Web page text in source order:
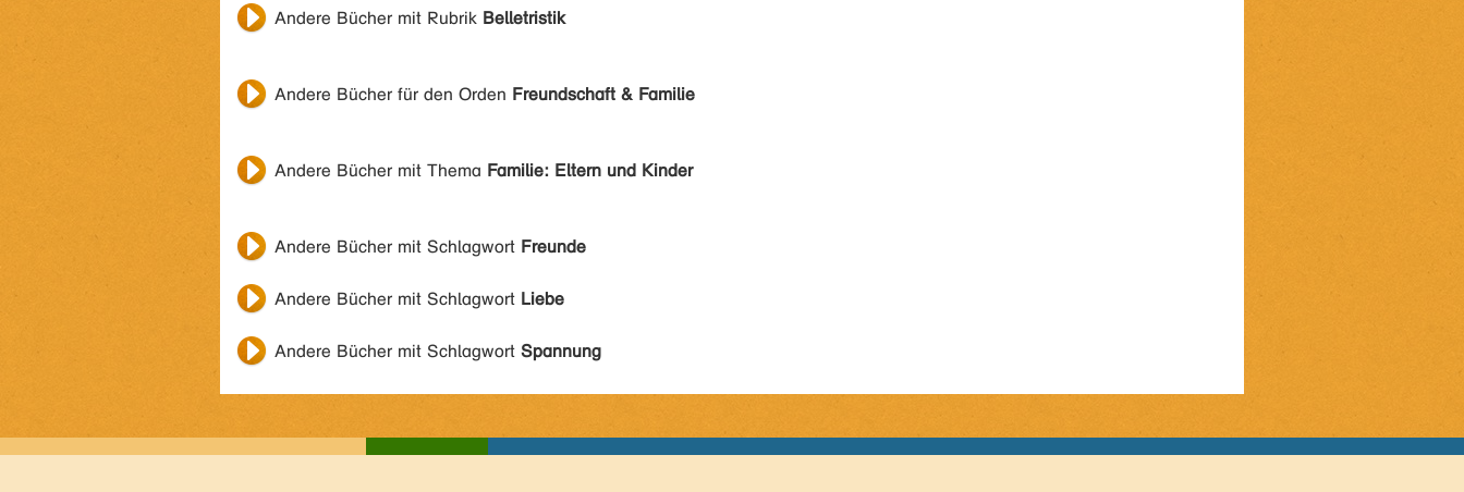
Andere Bücher mit Rubrik Belletristik
Andere Bücher für den Orden Freundschaft & Familie
Andere Bücher mit Thema Familie: Eltern und Kinder
Andere Bücher mit Schlagwort Freunde
Andere Bücher mit Schlagwort Liebe
Andere Bücher mit Schlagwort Spannung